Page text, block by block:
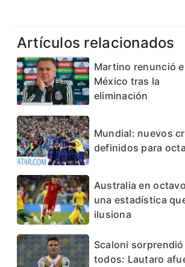
Artículos relacionados
Martino renunció
México tras la
eliminación
Mundial: nuevos
definidos para
Australia en
una estadística
ilusiona
Scaloni sorprendió
todos: Lautaro